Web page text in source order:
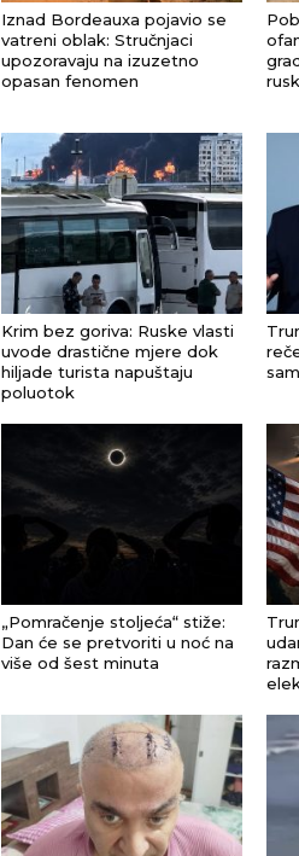
Iznad Bordeauxa pojavio se
vatreni oblak: Stručnjaci
upozoravaju na izuzetno
opasan fenomen
Krim bez goriva: Ruske vlasti
uvode drastične mjere dok
hiljade turista napuštaju
poluotok
„Pomračenje stoljeća“ stiže:
Dan će se pretvoriti u noć na
više od šest minuta